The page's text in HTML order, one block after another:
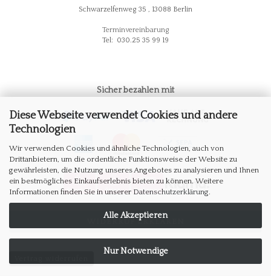
Diese Webseite verwendet Cookies und andere
Technologien
Wir verwenden Cookies und ähnliche Technologien, auch von
Drittanbietern, um die ordentliche Funktionsweise der Website zu
gewährleisten, die Nutzung unseres Angebotes zu analysieren und Ihnen
ein bestmögliches Einkaufserlebnis bieten zu können. Weitere
Informationen finden Sie in unserer Datenschutzerklärung
Alle Akzeptieren
Nur Notwendige
Schwarzelfenweg 35 , 13088 Berlin
Terminvereinbarung
Tel: 030.25 35 99 19
Sicher bezahlen mit
WIDERRUF ERKLÄREN